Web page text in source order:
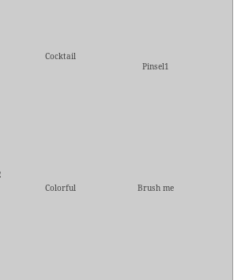
Cocktail
Pinsel1
Colorful
Brush me